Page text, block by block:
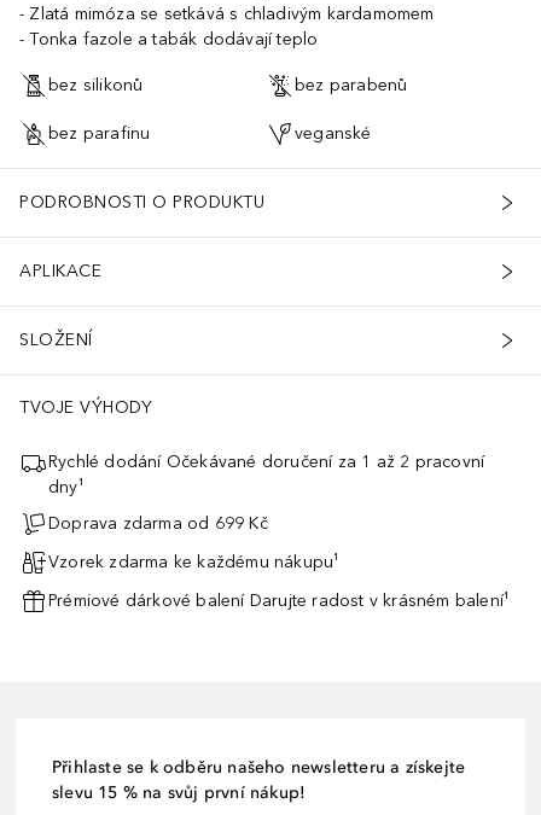
Zlatá mimóza se setkává s chladivým kardamomem
Tonka fazole a tabák dodávají teplo
bez silikonů bez parabenů
bez parafinu veganské
PODROBNOSTI O PRODUKTU
APLIKACE
SLOŽENÍ
TVOJE VÝHODY
Rychlé dodání Očekávané doručení za 1 až 2 pracovní
dny¹
Doprava zdarma od 699 Kč
Vzorek zdarma ke každému nákupu¹
Prémiové dárkové balení Darujte radost v krásném balení¹
Přihlaste se k odběru našeho newsletteru a získejte
slevu 15 % na svůj první nákup!